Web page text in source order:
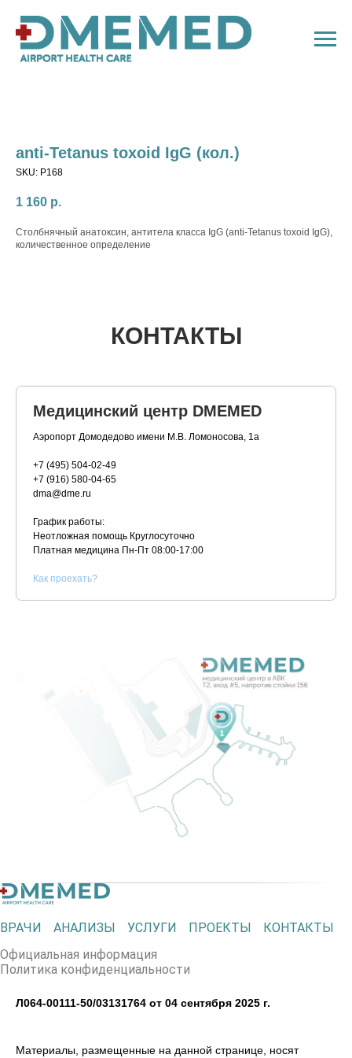
аnti-Tetanus toxoid IgG (кол.)
SKU: P168
1 160 р.
Столбнячный анатоксин, антитела класса IgG (аnti-Tetanus toxoid IgG),
количественное определение
КОНТАКТЫ
Медицинский центр DMEMED
Аэропорт Домодедово имени М.В. Ломоносова, 1а
+7 (495) 504-02-49
+7 (916) 580-04-65
dma@dme.ru
График работы:
Неотложная помощь Круглосуточно
Платная медицина Пн-Пт 08:00-17:00
Как проехать?
ВРАЧИ АНАЛИЗЫ УСЛУГИ ПРОЕКТЫ
КОНТАКТЫ
Официальная информация
Политика конфиденциальности
Л064-00111-50/03131764 от 04 сентября 2025 г.
Материалы, размещенные на данной странице, носят